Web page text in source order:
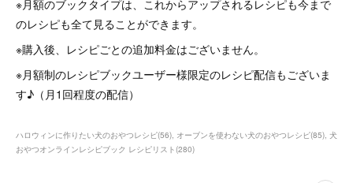
※月額のブックタイプは、これからアップされるレシピも今まで
のレシピも全て見ることができます。
※購入後、レシピごとの追加料金はございません。
※月額制のレシピブックユーザー様限定のレシピ配信もございま
す♪（月1回程度の配信）
ハロウィンに作りたい犬のおやつレシピ(56) オーブンを使わない犬のおやつレシピ(85) 犬
おやつオンラインレシピブック レシピリスト(280)